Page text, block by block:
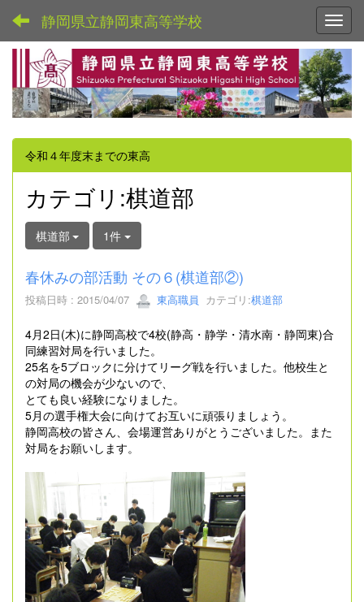
静岡県立静岡東高等学校
令和４年度末までの東高
カテゴリ:棋道部
棋道部 1件
春休みの部活動 その６(棋道部②)
投稿日時 : 2015/04/07 東高職員 カテゴリ:棋道部
4月2日(木)に静岡高校で4校(静高・静学・清水南・静岡東)合
同練習対局を行いました。
25名を5ブロックに分けてリーグ戦を行いました。他校生と
の対局の機会が少ないので、
とても良い経験になりました。
5月の選手権大会に向けてお互いに頑張りましょう。
静岡高校の皆さん、会場運営ありがとうございました。また
対局をお願いします。